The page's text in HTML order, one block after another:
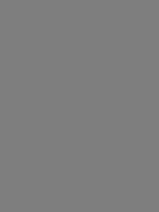
kommunstyrelsen
kultur